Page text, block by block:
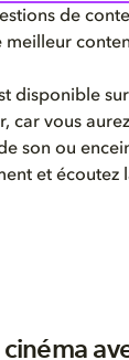
de
disponible
car vous
son ou
et écoutez